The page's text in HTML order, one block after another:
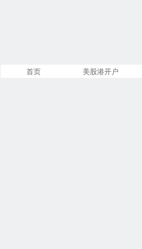
首页 美股港开户